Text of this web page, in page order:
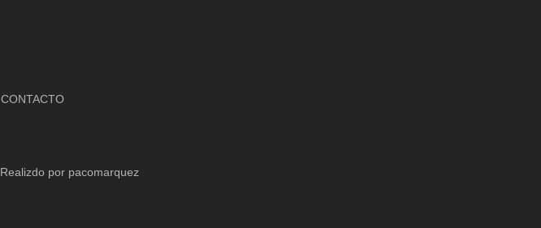
CONTACTO
Realizdo por pacomarquez